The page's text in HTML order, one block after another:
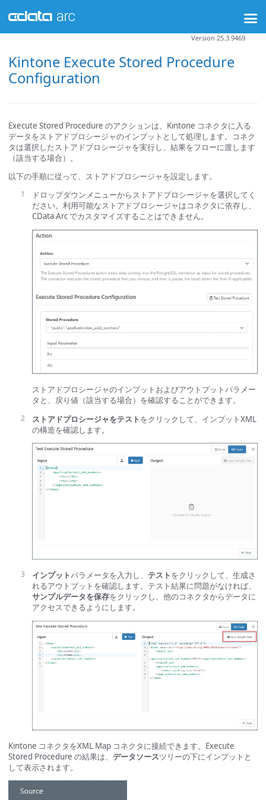
Kintone Execute Stored Procedure
Configuration
Version 25.3.9469
Execute Stored Procedure のアクションは、Kintone コネクタに入る
データをストアドプロシージャのインプットとして処理します。コネク
タは選択したストアドプロシージャを実行し、結果をフローに渡します
（該当する場合）。
以下の手順に従って、ストアドプロシージャを設定します。
ドロップダウンメニューからストアドプロシージャを選択してく
ださい。利用可能なストアドプロシージャはコネクタに依存し、
CData Arc でカスタマイズすることはできません。
ストアドプロシージャのインプットおよびアウトプットパラメー
タと、戻り値（該当する場合）を確認することができます。
ストアドプロシージャをテストをクリックして、インプットXML
の構造を確認します。
インプットパラメータを入力し、 テストをクリックして、生成さ
れるアウトプットを確認します。テスト結果に問題がなければ、
サンプルデータを保存をクリックし、他のコネクタからデータに
アクセスできるようにします。
Kintone コネクタをXML Map コネクタに接続できます。Execute
Stored Procedure の結果は、 データソースツリーの下にインプットと
して表示されます。